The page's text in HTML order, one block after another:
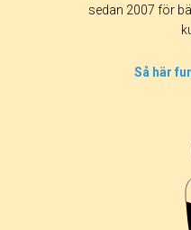
sedan 2007 för
Så här